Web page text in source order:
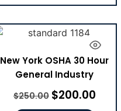
New York OSHA 30 Hour
General Industry
$250.00 $200.00